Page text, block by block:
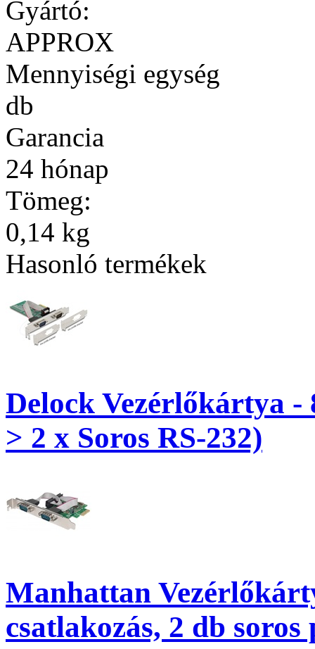
Gyártó:
APPROX
Mennyiségi egység
db
Garancia
24 hónap
Tömeg:
0,14 kg
Hasonló termékek
Delock Vezérlőkártya
> 2 x Soros RS-232)
Manhattan
csatlakozás, 2 db soros